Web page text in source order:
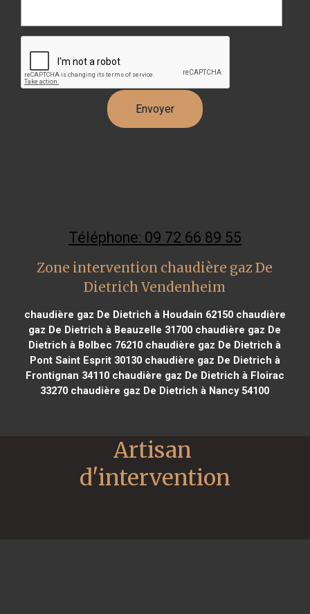
Téléphone: 09 72 66 89 55
Zone intervention chaudière gaz De
Dietrich Vendenheim
chaudière gaz De Dietrich à Houdain 62150chaudière
gaz De Dietrich à Beauzelle 31700 chaudière gaz De
Dietrich à Bolbec 76210 chaudière gaz De Dietrich à
Pont Saint Esprit 30130chaudière gaz De Dietrich à
Frontignan 34110chaudière gaz De Dietrich à Floirac
33270 chaudière gaz De Dietrich à Nancy 54100
Artisan
d'intervention